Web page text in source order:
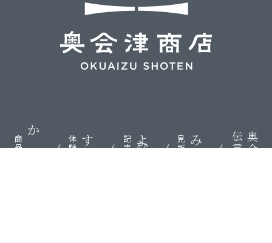
かう
商品 する
体験 よむ
記事 みる
見所 奥会津
伝言板